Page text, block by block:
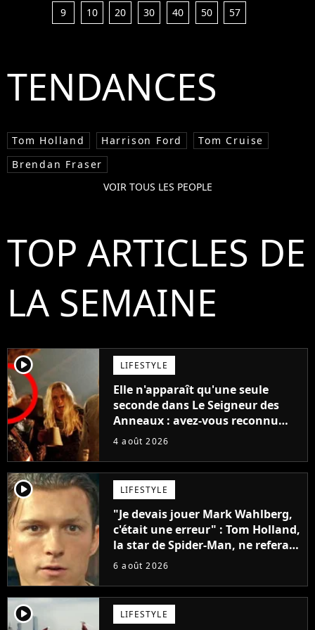
9
10 20 30 40 50 57
TENDANCES
Tom Holland Harrison Ford
Tom Cruise
Brendan Fraser
VOIR TOUS LES PEOPLE
TOP ARTICLES DE
LA SEMAINE
player2 LIFESTYLE
Elle n'apparaît qu'une seule
seconde dans Le Seigneur des
Anneaux : avez-vous reconnu
cette légende du cinéma dans la
4 août 2026
player2 LIFESTYLE
"Je devais jouer Mark Wahlberg,
c'était une erreur" : Tom Holland,
la star de Spider-Man, ne referait
pas ce blockbuster
6 août 2026
player2 LIFESTYLE